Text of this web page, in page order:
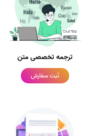
ترجمه تخصصی متن
ثبت سفارش